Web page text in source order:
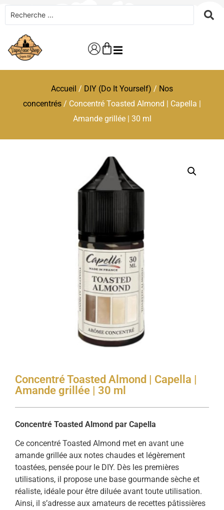
Accueil / DIY (Do It Yourself) / Nos
concentrés / Concentré Toasted Almond | Capella |
Amande grillée | 30 ml
Concentré Toasted Almond | Capella |
Amande grillée | 30 ml
Concentré Toasted Almond par Capella
Ce concentré Toasted Almond met en avant une
amande grillée aux notes chaudes et légèrement
toastées, pensée pour le DIY. Dès les premières
utilisations, il propose une base gourmande sèche et
réaliste, idéale pour être diluée avant toute utilisation.
Ainsi, il s’adresse aux amateurs de recettes pâtissières